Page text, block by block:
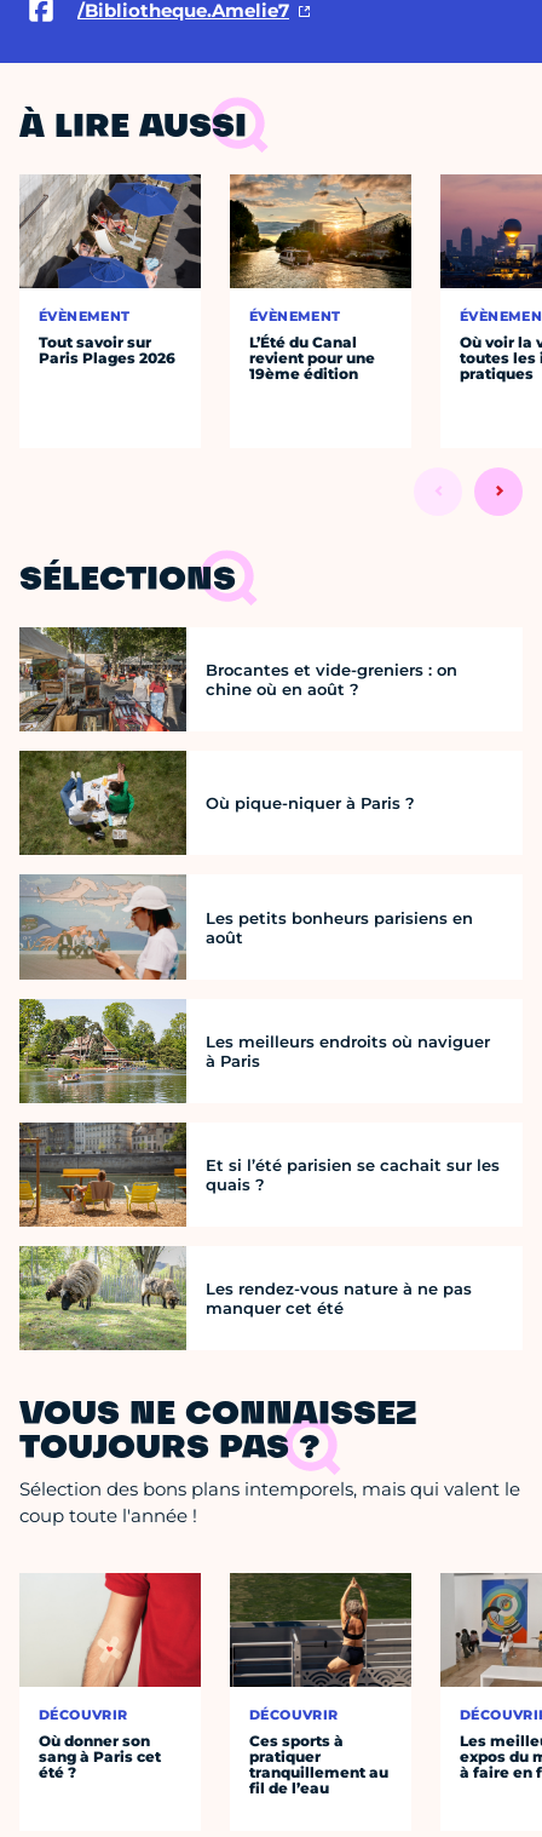
/Bibliotheque.Amelie7
À LIRE AUSSI
ÉVÈNEMENT
Tout savoir sur
Paris Plages 2026
ÉVÈNEMENT
L’Été du Canal
revient pour une
19ème édition
Où voir la
toutes les
pratiques
SÉLECTIONS
Brocantes et vide-greniers : on
chine où en août ?
Où pique-niquer à Paris ?
Les petits bonheurs parisiens en
août
Les meilleurs endroits où naviguer
à Paris
Et si l’été parisien se cachait sur les
quais ?
Les rendez-vous nature à ne pas
manquer cet été
VOUS NE CONNAISSEZ
TOUJOURS PAS ?
Sélection des bons plans intemporels, mais qui valent le
coup toute l'année !
DÉCOUVRIR
Où donner son
sang à Paris cet
été ?
DÉCOUVRIR
Ces sports à
pratiquer
tranquillement au
fil de l’eau
Les
expos du
à faire en